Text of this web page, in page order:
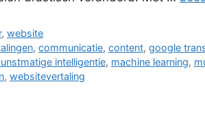
,website
,communicatie,content,google
intelligentie, machine learning,
, websitevertaling